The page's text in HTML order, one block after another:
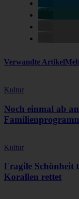
Verwandte Artikel
Kultur
Noch einmal ab
Kultur
Fragile Schönheit
Korallen rettet